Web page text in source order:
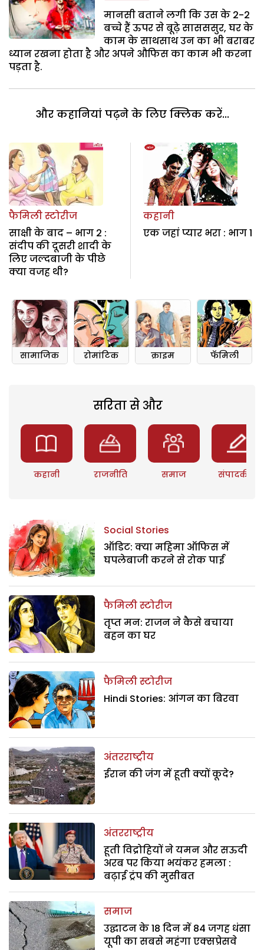
मानसी बताने लगी कि उस के 2-2
बच्चे हैं ऊपर से बूढ़े सासससुर, घर के
काम के साथसाथ उन का भी बराबर
ध्यान रखना होता है और अपने औफिस का काम भी करना
पड़ता है.
और कहानियां पढ़ने के लिए क्लिक करें...
फैमिली स्टोरीज
साक्षी के बाद – भाग 2 :
संदीप की दूसरी शादी के
लिए जल्दबाजी के पीछे
क्या वजह थी?
कहानी
एक जहां प्यार भरा : भाग 1
सामाजिक रोमांटिक क्राइम फॅमिली
सरिता से और
कहानी राजनीति समाज संपादकीय
Social Stories
ऑडिट: क्या महिमा ऑफिस में
घपलेबाजी करने से रोक पाई
फैमिली स्टोरीज
तृप्त मन: राजन ने कैसे बचाया
बहन का घर
फैमिली स्टोरीज
Hindi Stories: आंगन का बिरवा
अंतरराष्ट्रीय
ईरान की जंग में हूती क्यों कूदे?
अंतरराष्ट्रीय
हूती विद्रोहियों ने यमन और सऊदी
अरब पर किया भयंकर हमला :
बढ़ाई ट्रंप की मुसीबत
समाज
उद्घाटन के 18 दिन में 84 जगह धंसा
यूपी का सबसे महंगा एक्सप्रेसवे